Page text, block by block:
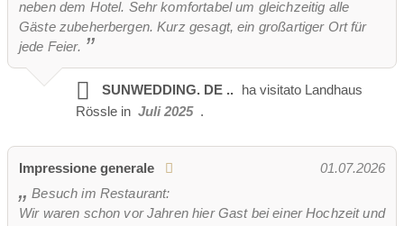
cappella
Orari di apertura per le celebrazioni di matrimoni
Informazioni sul coprifuoco cani ammessi
Fumo Giardino d'inverno terrazza
Giardino tendone cantina vinicola
neben dem Hotel. Sehr komfortabel um gleichzeitig alle
Gäste zubeherbergen. Kurz gesagt, ein großartiger Ort für
jede Feier.
SUNWEDDING. DE .. ha visitato Landhaus
Rössle in Juli 2025 .
Impressione generale
01.07.2026
Besuch im Restaurant:
Wir waren schon vor Jahren hier Gast bei einer Hochzeit und